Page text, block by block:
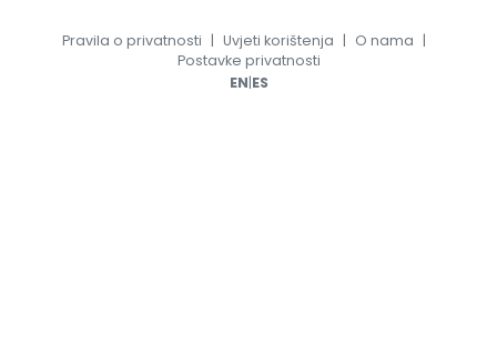
Pravila o privatnosti | Uvjeti korištenja | O nama |
Postavke privatnosti
EN|ES